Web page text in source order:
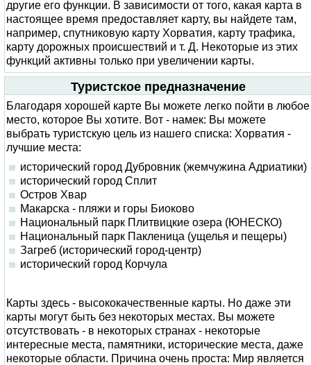
другие его функции. В зависимости от того, какая карта в
настоящее время предоставляет карту, вы найдете там,
например, спутниковую карту Хорватия, карту трафика,
карту дорожных происшествий и т. Д. Некоторые из этих
функций активны только при увеличении карты.
Туристское предназначение
Благодаря хорошей карте Вы можете легко пойти в любое
место, которое Вы хотите. Вот - намек: Вы можете
выбрать туристскую цель из нашего списка: Хорватия -
лучшие места:
исторический город Дубровник (жемчужина Адриатики)
исторический город Сплит
Остров Хвар
Макарска - пляжи и горы Биоково
Национальный парк Плитвицкие озера (ЮНЕСКО)
Национальный парк Пакленица (ущелья и пещеры)
Загреб (исторический город-центр)
исторический город Корчула
Карты здесь - высококачественные карты. Но даже эти
карты могут быть без некоторых местах. Вы можете
отсутствовать - в некоторых странах - некоторые
интересные места, памятники, исторические места, даже
некоторые области. Причина очень проста: Мир является